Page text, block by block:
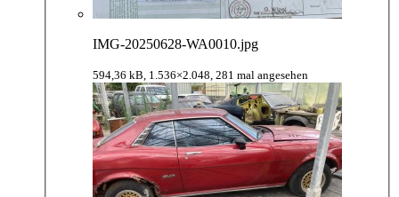
IMG-20250628-WA0010.jpg
594,36 kB, 1.536×2.048, 281 mal angesehen